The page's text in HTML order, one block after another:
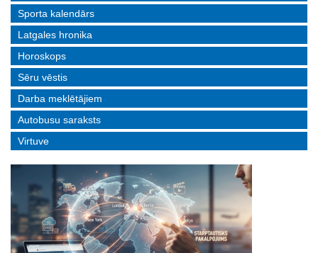
Sporta kalendārs
Latgales hronika
Horoskops
Sēru vēstis
Darba meklētājiem
Autobusu saraksts
Virtuve